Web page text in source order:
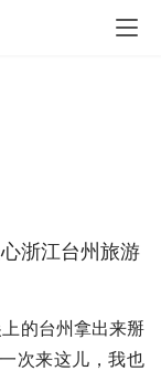
浙江台州旅游
的台州拿出来掰
次来这儿，我也